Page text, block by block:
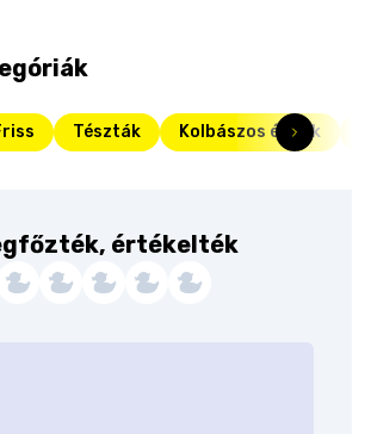
Tészták Kolbászos ételek
értékelték